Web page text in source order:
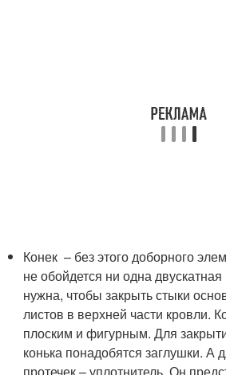
Конек – без этого доборного
не обойдется ни одна
нужна, чтобы закрыть стыки
листов в верхней части кровли.
плоским и фигурным. Для
конька понадобятся заглушки. А